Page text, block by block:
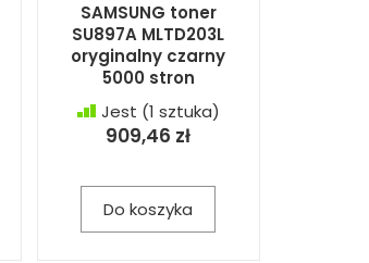
SAMSUNG toner
SU897A MLTD203L
oryginalny czarny
5000 stron
Jest (1 sztuka)
909,46 zł
Do koszyka